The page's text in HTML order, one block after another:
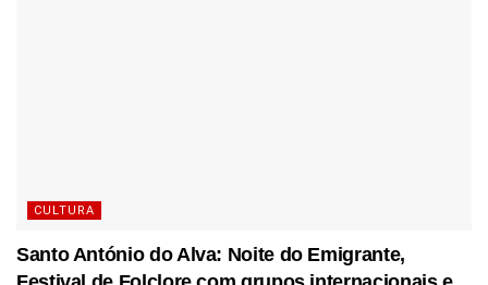
CULTURA
Santo António do Alva: Noite do Emigrante,